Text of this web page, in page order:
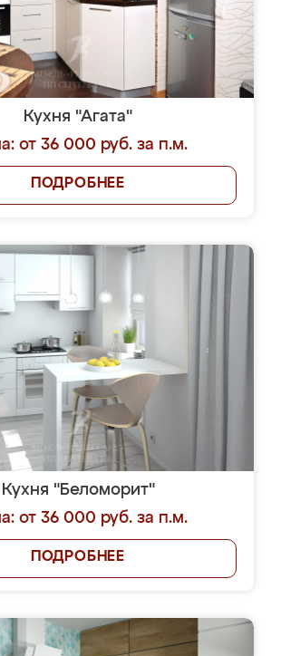
Кухня "Агата"
от 36 000 руб. за п.м.
ПОДРОБНЕЕ
Кухня "Беломорит"
от 36 000 руб. за п.м.
ПОДРОБНЕЕ